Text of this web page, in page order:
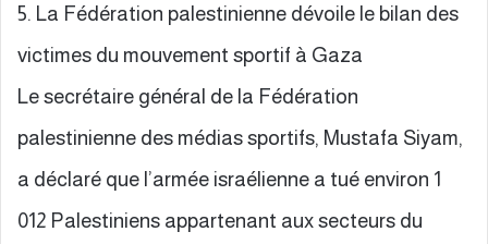
5. La Fédération palestinienne dévoile le bilan des
victimes du mouvement sportif à Gaza
Le secrétaire général de la Fédération
palestinienne des médias sportifs, Mustafa Siyam,
a déclaré que l’armée israélienne a tué environ 1
012 Palestiniens appartenant aux secteurs du